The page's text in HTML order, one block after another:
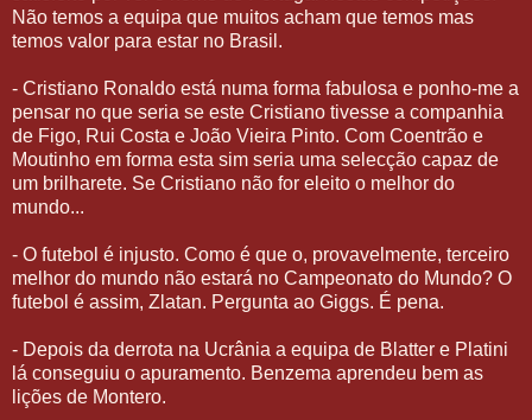
Não temos a equipa que muitos acham que temos mas
temos valor para estar no Brasil.
- Cristiano Ronaldo está numa forma fabulosa e ponho-me a
pensar no que seria se este Cristiano tivesse a companhia
de Figo, Rui Costa e João Vieira Pinto. Com Coentrão e
Moutinho em forma esta sim seria uma selecção capaz de
um brilharete. Se Cristiano não for eleito o melhor do
mundo...
- O futebol é injusto. Como é que o, provavelmente, terceiro
melhor do mundo não estará no Campeonato do Mundo? O
futebol é assim, Zlatan. Pergunta ao Giggs. É pena.
- Depois da derrota na Ucrânia a equipa de Blatter e Platini
lá conseguiu o apuramento. Benzema aprendeu bem as
lições de Montero.